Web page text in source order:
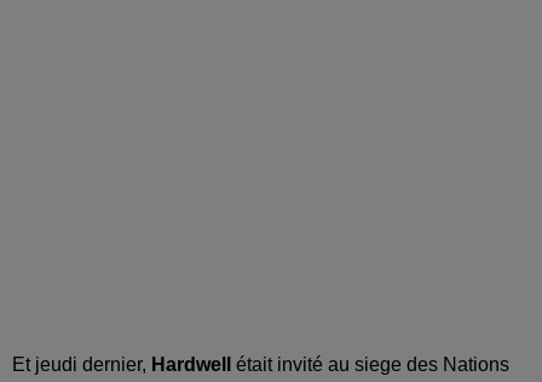
Et jeudi dernier, Hardwell
était invité au siege des Nations